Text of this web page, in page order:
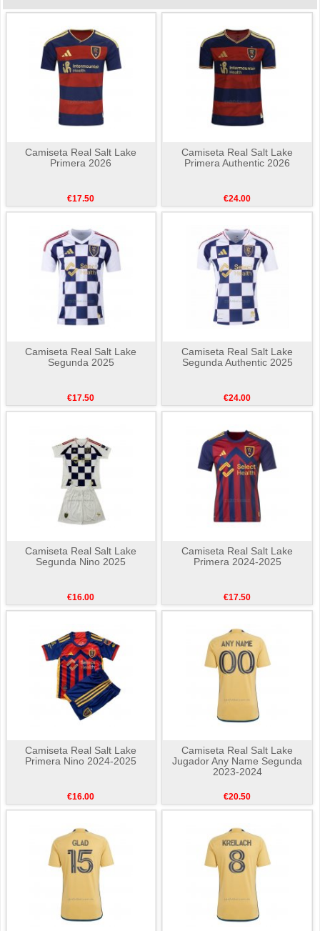
Camiseta Real Salt Lake
Primera 2026
€17.50
Camiseta Real Salt Lake
Primera Authentic 2026
€24.00
Camiseta Real Salt Lake
Segunda 2025
€17.50
Camiseta Real Salt Lake
Segunda Authentic 2025
€24.00
Camiseta Real Salt Lake
Segunda Nino 2025
€16.00
Camiseta Real Salt Lake
Primera 2024-2025
€17.50
Camiseta Real Salt Lake
Primera Nino 2024-2025
€16.00
Camiseta Real Salt Lake
Jugador Any Name Segunda
2023-2024
€20.50